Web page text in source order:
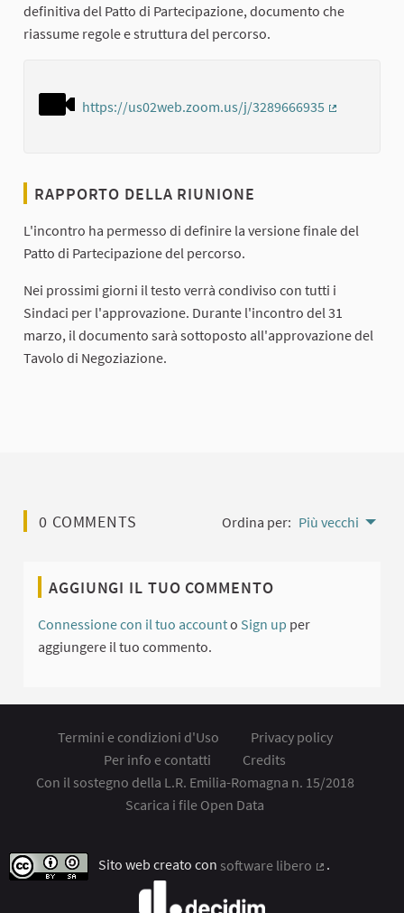
definitiva del Patto di Partecipazione, documento che
riassume regole e struttura del percorso.
https://us02web.zoom.us/j/3289666935
RAPPORTO DELLA RIUNIONE
L'incontro ha permesso di definire la versione finale del
Patto di Partecipazione del percorso.
Nei prossimi giorni il testo verrà condiviso con tutti i
Sindaci per l'approvazione. Durante l'incontro del 31
marzo, il documento sarà sottoposto all'approvazione del
Tavolo di Negoziazione.
0 COMMENTS Ordina per: Più vecchi
AGGIUNGI IL TUO COMMENTO
Connessione con il tuo accounto Sign up per
aggiungere il tuo commento.
Termini e condizioni d'Uso
Privacy policy
Per info e contatti
Credits
Con il sostegno della L.R. Emilia-Romagna n. 15/2018
Scarica i file Open Data
Sito web creato con software libero
.